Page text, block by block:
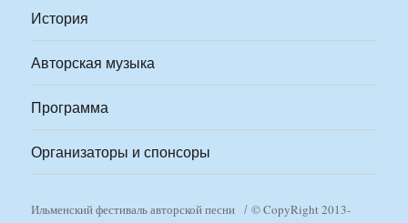
История
Авторская музыка
Программа
Организаторы и спонсоры
Ильменский фестиваль авторской песни
© CopyRight 2013-